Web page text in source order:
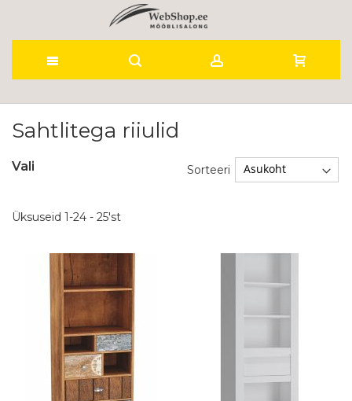
to
Sahtlitega riiulid
Üksuseid 1-24 - 25'st
Sorteeri
Vali